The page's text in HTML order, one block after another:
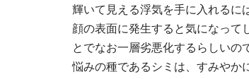
輝いて見える浮気を手に入れるに
顔の表面に発生すると気になって
とでなお一層劣悪化するらしいの
悩みの種であるシミは、すみやか